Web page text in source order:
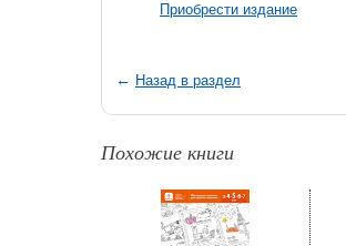
Приобрести издание
← Назад в раздел
Похожие книги